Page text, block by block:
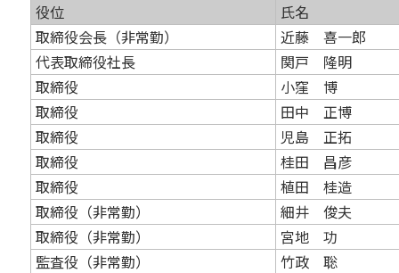
役位
氏名
取締役会長（非常勤）
近藤 喜一郎
代表取締役社長
関戸 隆明
取締役
小窪 博
取締役
田中 正博
取締役
児島 正拓
取締役
桂田 昌彦
取締役
植田 桂造
取締役（非常勤）
細井 俊夫
取締役（非常勤）
宮地 功
監査役（非常勤）
竹政 聡